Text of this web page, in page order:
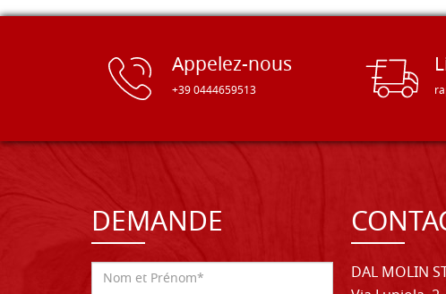
Appelez-nous
+39 0444659513
DEMANDE
DAL MOLIN